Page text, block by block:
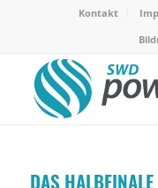
Kontakt
DAS